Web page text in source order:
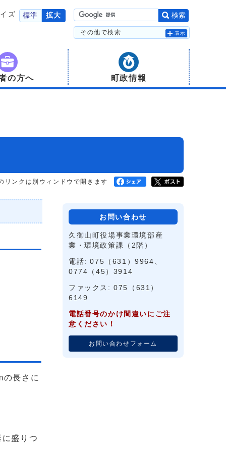
ズ 標準 拡大 検索
その他で検索 表示
の方へ 町政情報
リンクは別ウィンドウで開きます
の長さに
盛りつ
お問い合わせ
久御山町役場事業環境部産
業・環境政策課（2階）
電話: 075（631）9964、
0774（45）3914
ファックス: 075（631）
6149
電話番号のかけ間違いにご注
意ください！
お問い合わせフォーム